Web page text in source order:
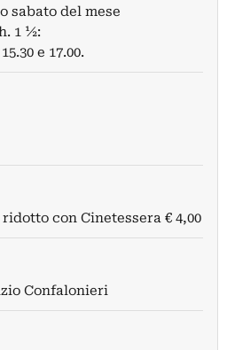
sabato del mese
1 ½:
e 17.00.
con Cinetessera € 4,00
Confalonieri